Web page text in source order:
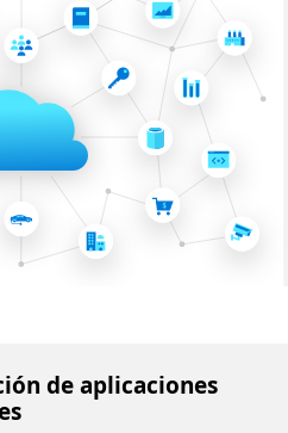
de aplicaciones